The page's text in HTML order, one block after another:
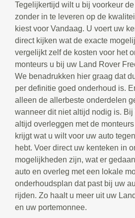
Tegelijkertijd wilt u bij voorkeur
zonder in te leveren op de
kiest voor Vandaag. U voert uw
direct kijken wat de exacte
vergelijkt zelf de kosten voor het
monteurs u bij uw Land Rover
We benadrukken hier graag dat
per definitie goed onderhoud is.
alleen de allerbeste onderdelen
wanneer dit niet altijd nodig is. Bij
altijd overleggen met de
krijgt wat u wilt voor uw auto
hebt. Voer direct uw kenteken in
mogelijkheden zijn, wat er
auto en overleg met een lokale
onderhoudsplan dat past bij uw
rijden. Zo haalt u meer uit uw
en uw portemonnee.